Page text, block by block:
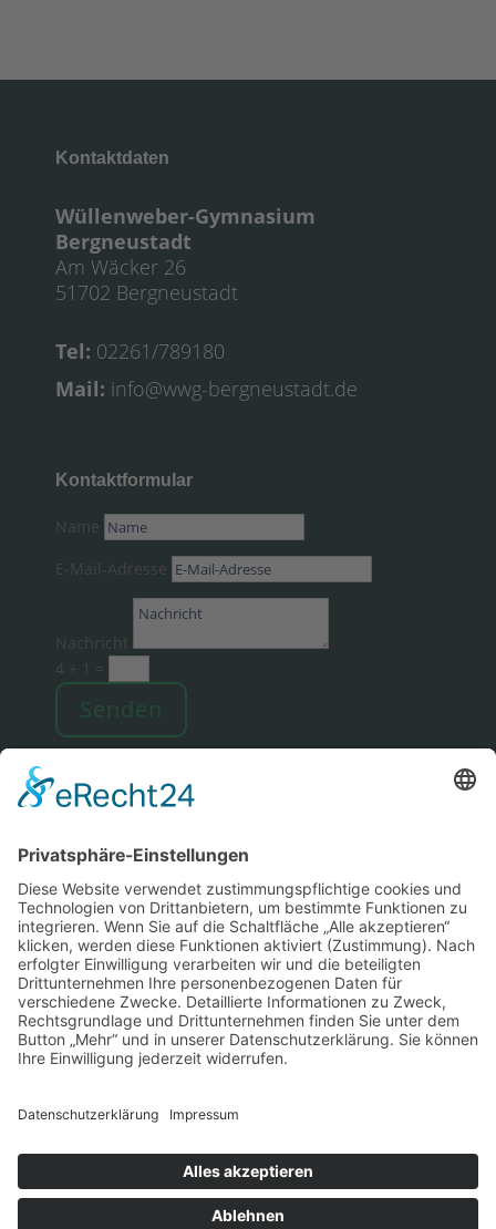
Kontaktdaten
Wüllenweber-Gymnasium
Bergneustadt
Am Wäcker 26
51702 Bergneustadt
Tel: 02261/789180
Mail: info@wwg-bergneustadt.de
Kontaktformular
Name
E-Mail-Adresse
Nachricht
4 + 1 =
Senden
Rechtliches
Copyright © 2026 | Wüllenweber